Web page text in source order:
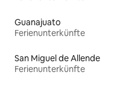
Guanajuato
Ferienunterkünfte
San Miguel de Allende
Ferienunterkünfte